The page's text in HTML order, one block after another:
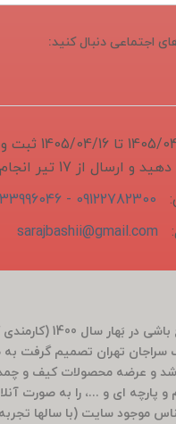
اجتماعی دنبال کنید:
از تاریخ 1405/
از 17 تیر انجام می گردد.
09122782300 - 02133996046
sarajbashii@gmail.com
سراجان تهران تصمیم گرفت
و عرضه محصولات کیف و
پارچه ای و ...، را به صورت
موجود سایت (با سالها